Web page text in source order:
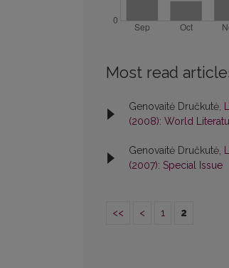
Most read
Genovaitė Dručkutė,
(2008): World
Genovaitė Dručkutė,
(2007): Special Issue
<< < 1 2